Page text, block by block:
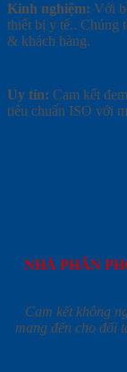
Kinh nghiệm: Với
thiết bị y tế.. Chúng
& khách hàng.
Uy tín: Cam kết
tiêu chuẩn ISO với
NHÀ PHÂN
Cam kết không
mang đến cho đối